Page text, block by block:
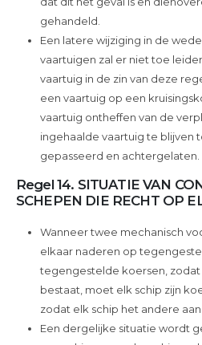
gehandeld.
Een latere wijziging in de
vaartuigen zal er niet toe
vaartuig in de zin van deze
een vaartuig op een
vaartuig ontheffen van de
ingehaalde vaartuig te blijven
gepasseerd en achtergelaten.
Regel 14. SITUATIE VAN
SCHEPEN DIE RECHT OP
Wanneer twee mechanisch
elkaar naderen op
tegengestelde koersen, zodat
bestaat, moet elk schip zijn
zodat elk schip het andere
Een dergelijke situatie wordt